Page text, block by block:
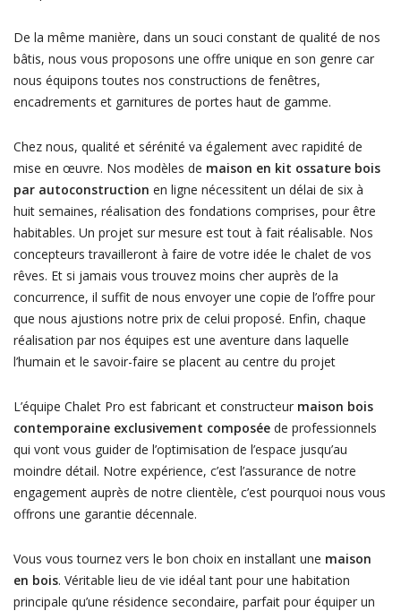
De la même manière, dans un souci constant de qualité de nos
bâtis, nous vous proposons une offre unique en son genre car
nous équipons toutes nos constructions de fenêtres,
encadrements et garnitures de portes haut de gamme.
Chez nous, qualité et sérénité va également avec rapidité de
mise en œuvre. Nos modèles de maison en kit ossature bois
par autoconstruction en ligne nécessitent un délai de six à
huit semaines, réalisation des fondations comprises, pour être
habitables. Un projet sur mesure est tout à fait réalisable. Nos
concepteurs travailleront à faire de votre idée le chalet de vos
rêves. Et si jamais vous trouvez moins cher auprès de la
concurrence, il suffit de nous envoyer une copie de l’offre pour
que nous ajustions notre prix de celui proposé. Enfin, chaque
réalisation par nos équipes est une aventure dans laquelle
l’humain et le savoir-faire se placent au centre du projet
L’équipe Chalet Pro est fabricant et constructeur maison bois
contemporaine exclusivement composéede professionnels
qui vont vous guider de l’optimisation de l’espace jusqu’au
moindre détail. Notre expérience, c’est l’assurance de notre
engagement auprès de notre clientèle, c’est pourquoi nous vous
offrons une garantie décennale.
Vous vous tournez vers le bon choix en installant une maison
en bois. Véritable lieu de vie idéal tant pour une habitation
principale qu’une résidence secondaire, parfait pour équiper un